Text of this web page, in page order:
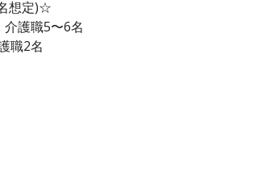
想定)☆
護職5〜6名
職2名